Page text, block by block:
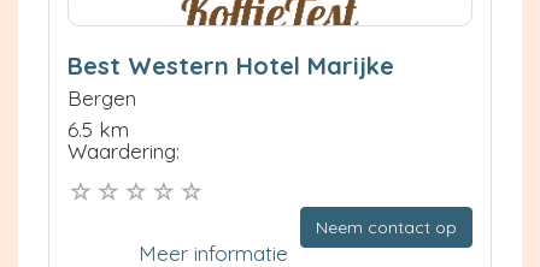
Best Western Hotel Marijke
Bergen
6.5 km
Waardering:
Neem contact op
Meer informatie